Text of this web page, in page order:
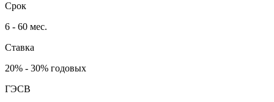
Срок
6 - 60 мес.
Ставка
20% - 30% годовых
ГЭСВ